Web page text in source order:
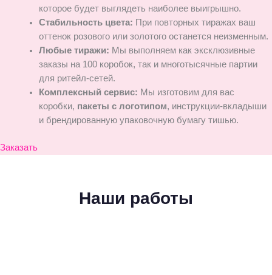
которое будет выглядеть наиболее выигрышно.
Стабильность цвета: При повторных тиражах ваш
оттенок розового или золотого останется неизменным.
Любые тиражи: Мы выполняем как эксклюзивные
заказы на 100 коробок, так и многотысячные партии
для ритейл-сетей.
Комплексный сервис: Мы изготовим для вас
коробки, пакеты с логотипом, инструкции-вкладыши
и брендированную упаковочную бумагу тишью.
Заказать
Наши работы